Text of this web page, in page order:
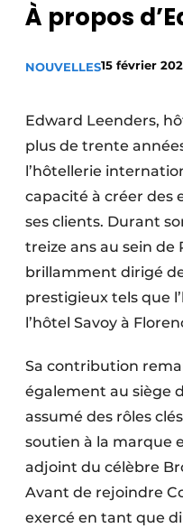
Durable & Circulaire
Nettoyage &
À propos
NOUVELLES15 février
Edward Leenders,
plus de trente
l’hôtellerie
capacité à créer des
ses clients. Durant
treize ans au sein de
brillamment dirigé
prestigieux tels que
l’hôtel Savoy à
Sa contribution
également au siège
assumé des rôles
soutien à la marque
adjoint du célèbre
Avant de rejoindre
exercé en tant que